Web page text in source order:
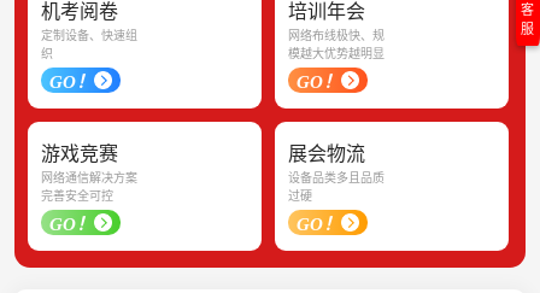
机考阅卷
定制设备、快速组
织
GO！
培训年会
网络布线极快、规
模越大优势越明显
GO！
游戏竞赛
网络通信解决方案
完善安全可控
GO！
展会物流
设备品类多且品质
过硬
GO！
客
服